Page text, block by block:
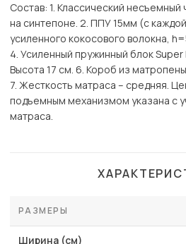
Состав: 1. Классический несъемный
на синтепоне. 2. ППУ 15мм (с
усиленного кокосового волокна,
4. Усиленный пружинный блок
Высота 17 см. 6. Короб из
7. Жесткость матраса – средняя.
подъемным механизмом указана с
матраса.
РАЗМЕРЫ
Ширина (см)